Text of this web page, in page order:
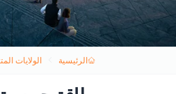
الرئيسية الولايات